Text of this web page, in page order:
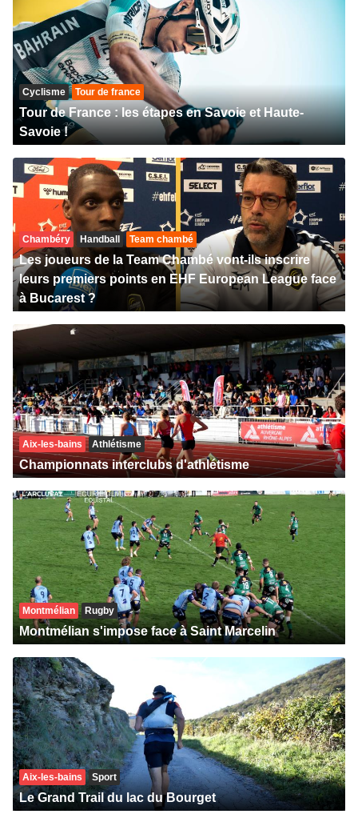
Cyclisme Tour de france
Tour de France : les étapes en Savoie et Haute-
Savoie !
Chambéry Handball Team chambé
Les joueurs de la Team Chambé vont-ils inscrire
leurs premiers points en EHF European League face
à Bucarest ?
Aix-les-bains Athlétisme
Championnats interclubs d'athlétisme
Montmélian Rugby
Montmélian s'impose face à Saint Marcelin
Aix-les-bains Sport
Le Grand Trail du lac du Bourget